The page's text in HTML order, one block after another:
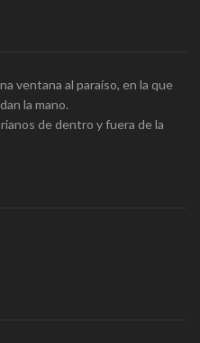
ventana al paraíso, en la que
la mano.
de dentro y fuera de la